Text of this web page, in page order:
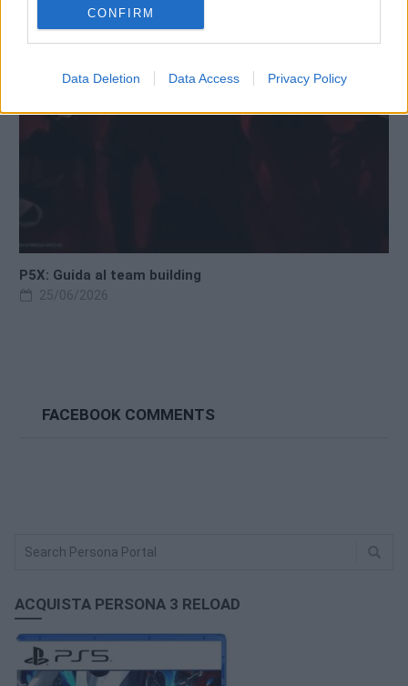
CONFIRM
Data Deletion Data Access Privacy Policy
P5X: Guida al team building
25/06/2026
FACEBOOK COMMENTS
ACQUISTA PERSONA 3 RELOAD